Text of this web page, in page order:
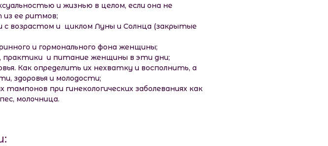
и жизнью в целом, если она не
ее ритмов;
с возрастом и циклом Луны и Солнца (закрытые
и гормонального фона женщины;
практики и питание женщины в эти дни;
Как определить их нехватку и восполнить, а
здоровья и молодости;
при гинекологических заболеваниях как
молочница.